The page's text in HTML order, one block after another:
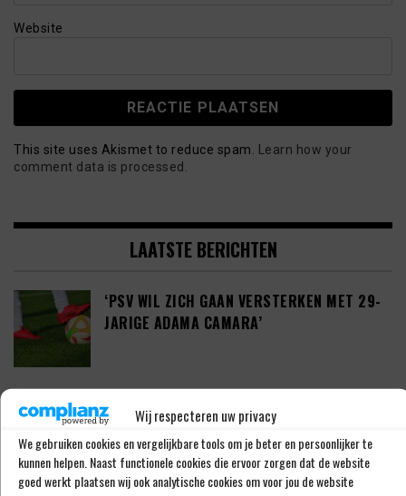
Wij respecteren uw privacy
We gebruiken cookies en vergelijkbare tools om je beter en persoonlijker te
kunnen helpen. Naast functionele cookies die ervoor zorgen dat de website
goed werkt plaatsen wij ook analytische cookies om voor jou de website
Website
This site uses Akismet to reduce spam.
Learn how your
comment data is processed.
LAATSTE BERICHTEN
‘PSV WIL ZICH GAAN VERSTERKEN MET 29-
JARIGE ADAMA CAMARA’
JOEL DROMMEL (29) TEKENT VOOR VIER
JAAR BIJ FC TWENTE